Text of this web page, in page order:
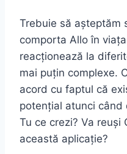
Trebuie să așteptăm
comporta Allo în
reacționează la
mai puțin complexe.
acord cu faptul că
potențial atunci când
Tu ce crezi? Va reuși
această aplicație?